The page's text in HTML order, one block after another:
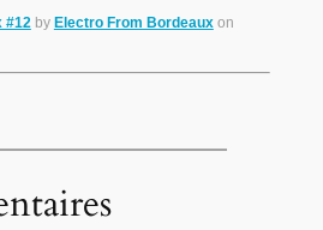
#12by Electro From Bordeauxon